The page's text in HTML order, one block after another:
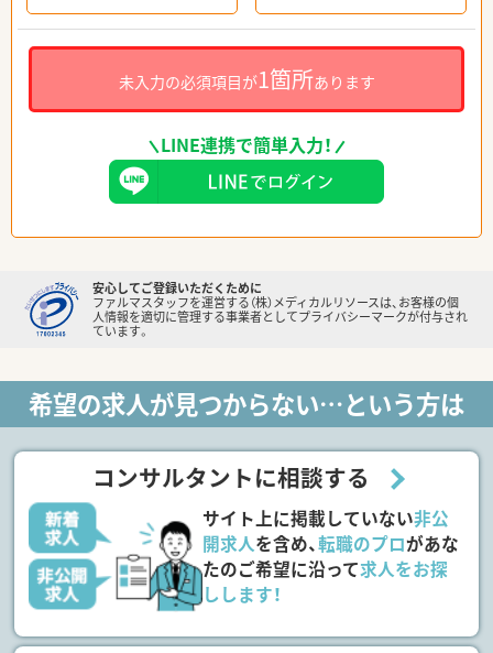
未入力の必須項目が1箇所あります
LINE連携で簡単入力！
安心してご登録いただくために
ファルマスタッフを運営する（株）メディカルリソースは、お客様の個
人情報を適切に管理する事業者としてプライバシーマークが付与され
ています。
希望の求人が見つからない…という方は
コンサルタントに相談する
サイト上に掲載していない非公
開求人を含め、転職のプロがあな
たのご希望に沿って求人をお探
しします！